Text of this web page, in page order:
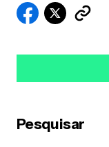
Pesquisar